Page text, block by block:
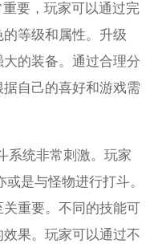
要，玩家可以通过完
等级和属性。升级
的装备。通过合理分
自己的喜好和游戏需
系统非常刺激。玩家
是与怪物进行打斗。
重要。不同的技能可
果。玩家可以通过不